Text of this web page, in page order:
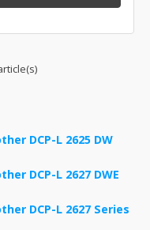
DCP-L 2625 DW
DCP-L 2627 DWE
DCP-L 2627 Series